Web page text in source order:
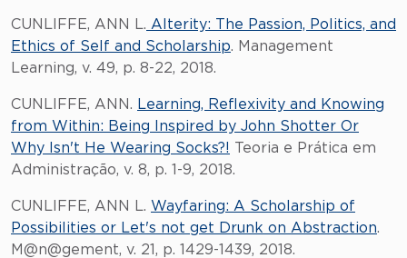
CUNLIFFE, ANN L. Alterity: The Passion, Politics, and
Ethics of Self and Scholarship. Management
Learning, v. 49, p. 8-22, 2018.
CUNLIFFE, ANN. Learning, Reflexivity and Knowing
from Within: Being Inspired by John Shotter Or
Why Isn't He Wearing Socks?! Teoria e Prática em
Administração, v. 8, p. 1-9, 2018.
CUNLIFFE, ANN L. Wayfaring: A Scholarship of
Possibilities or Let's not get Drunk on Abstraction.
M@n@gement, v. 21, p. 1429-1439, 2018.